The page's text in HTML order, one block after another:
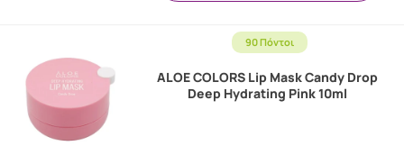
90 Πόντοι
ALOE COLORS Lip Mask Candy Drop
Deep Hydrating Pink 10ml